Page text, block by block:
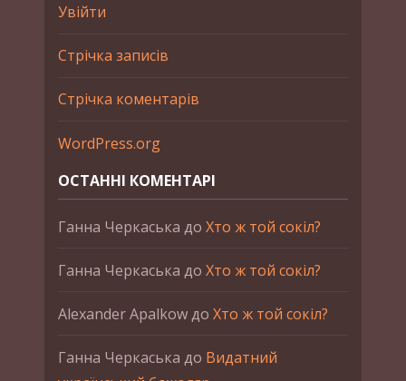
Увійти
Стрічка записів
Стрічка коментарів
WordPress.org
ОСТАННІ КОМЕНТАРІ
Ганна Черкаська до Хто ж той сокіл?
Ганна Черкаська до Хто ж той сокіл?
Alexander Apalkowдо Хто ж той сокіл?
Ганна Черкаська до Видатний